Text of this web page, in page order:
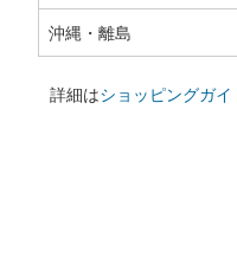
沖縄・離島
詳細はショッピングガイ